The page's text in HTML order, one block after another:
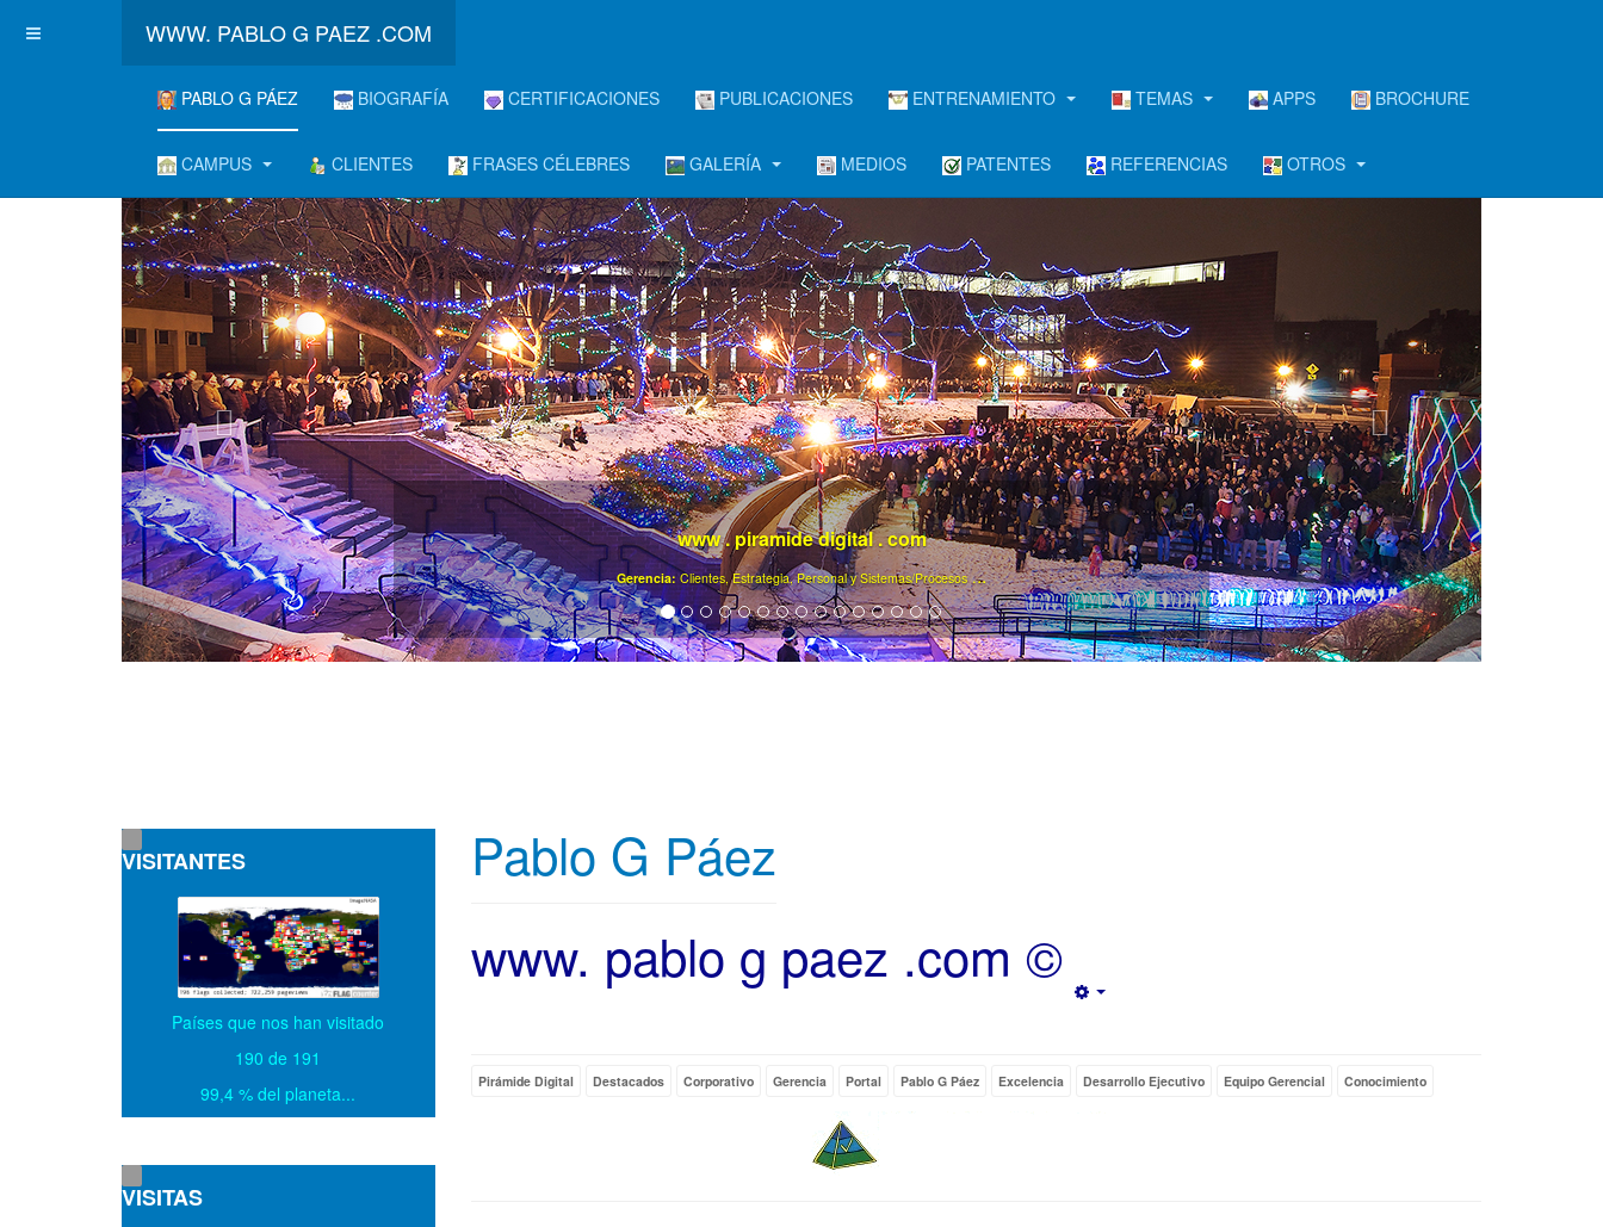
WWW. PABLO G PAEZ .COM
PABLO G PÁEZ BIOGRAFÍA CERTIFICACIONES PUBLICACIONES ENTRENAMIENTO TEMAS APPS BROCHURE
CAMPUS CLIENTES FRASES CÉLEBRES GALERÍA MEDIOS PATENTES REFERENCIAS OTROS
www . piramide digital . com
Gerencia: Clientes, Estrategia, Personal y Sistemas/Procesos...
Pablo G Páez
www. pablo g paez .com ©
Pirámide Digital Destacados Corporativo Gerencia Portal Pablo G Páez Excelencia Desarrollo Ejecutivo Equipo Gerencial Conocimiento
VISITANTES
Países que nos han visitado
190 de 191
99,4 % del planeta...
VISITAS